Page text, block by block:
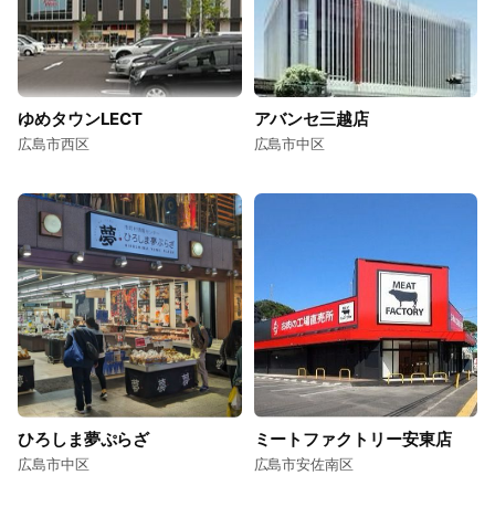
ゆめタウンLECT
広島市西区
アバンセ三越店
広島市中区
ひろしま夢ぷらざ
広島市中区
ミートファクトリー安東店
広島市安佐南区